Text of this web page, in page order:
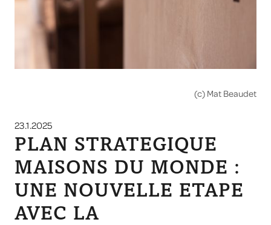
(c) Mat Beaudet
23.1.2025
PLAN STRATEGIQUE
MAISONS DU MONDE :
UNE NOUVELLE ETAPE
AVEC LA